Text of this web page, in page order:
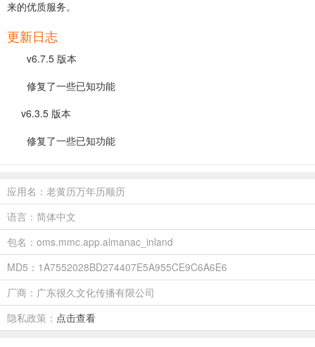
来的优质服务。
更新日志
v6.7.5 版本
修复了一些已知功能
v6.3.5 版本
修复了一些已知功能
应用名：老黄历万年历顺历
语言：简体中文
包名：oms.mmc.app.almanac_inland
MD5：1A7552028BD274407E5A955CE9C6A6E6
厂商：广东很久文化传播有限公司
隐私政策： 点击查看